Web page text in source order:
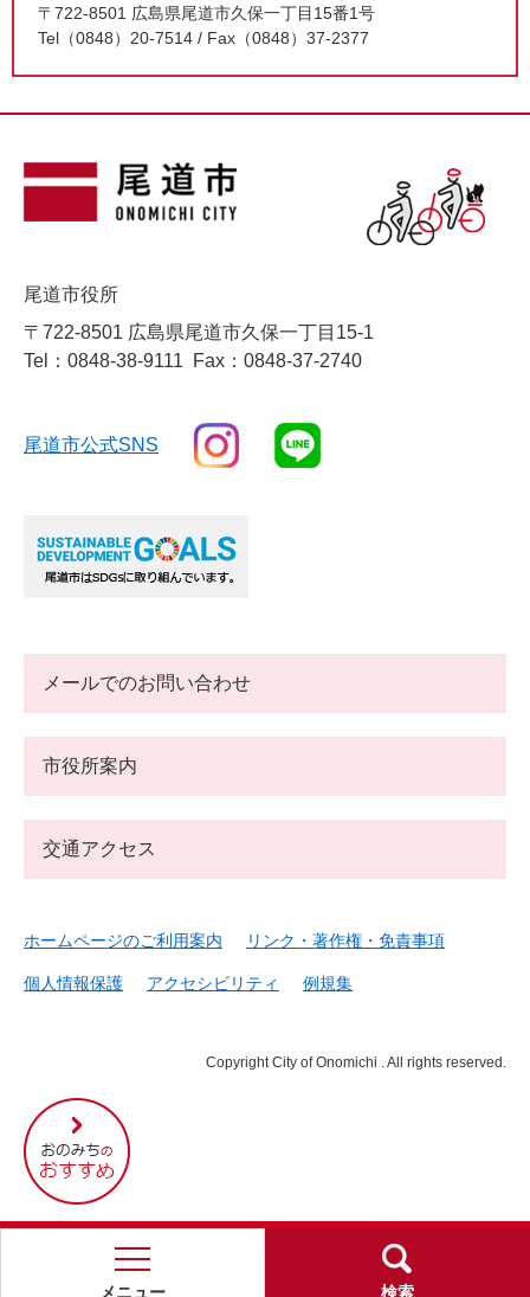
メニュー 検索
〒722-8501 広島県尾道市久保一丁目15番1号
Tel（0848）20-7514 / Fax（0848）37-2377
尾
道
市
の
す
尾道市役所
〒722-8501 広島県尾道市久保一丁目15-1
Tel：0848-38-9111
Fax：0848-37-2740
尾道市公式SNS
メールでのお問い合わせ
市役所案内
交通アクセス
ホームページのご利用案内 リンク・著作権・免責事項
個人情報保護 アクセシビリティ 例規集
Copyright City of Onomichi . All rights reserved.